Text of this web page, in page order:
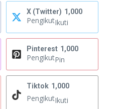
X (Twitter) 1,000
PengikutIkuti
Pinterest 1,000
PengikutPin
Tiktok 1,000
PengikutIkuti